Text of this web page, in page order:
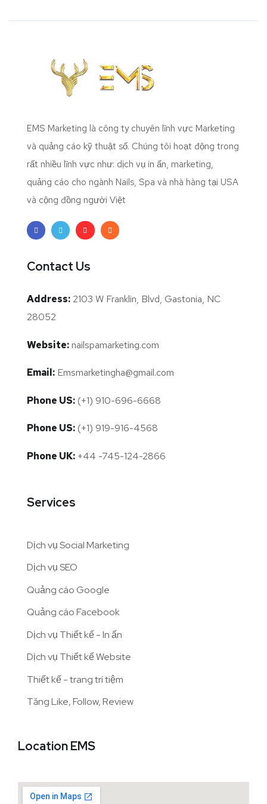
EMS Marketing là công ty chuyên lĩnh vực Marketing
và quảng cáo kỹ thuật số. Chúng tôi hoạt động trong
rất nhiều lĩnh vực như: dịch vụ in ấn, marketing,
quảng cáo cho ngành Nails, Spa và nhà hàng tại USA
và cộng đồng người Việt
Contact Us
Address: 2103 W Franklin, Blvd, Gastonia, NC
28052
Website:nailspamarketing.com
Email: Emsmarketingha@gmail.com
Phone US: (+1) 910-696-6668
Phone US: (+1) 919-916-4568
Phone UK: +44 -745-124-2866
Services
Dịch vụ Social Marketing
Dịch vụ SEO
Quảng cáo Google
Quảng cáo Facebook
Dịch vụ Thiết kế - In ấn
Dịch vụ Thiết kế Website
Thiết kế - trang trí tiệm
Tăng Like, Follow, Review
Location EMS